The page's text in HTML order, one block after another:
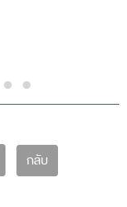
กลับ